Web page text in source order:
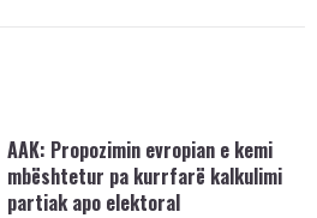
AAK: Propozimin evropian e kemi
mbështetur pa kurrfarë kalkulimi
partiak apo elektoral